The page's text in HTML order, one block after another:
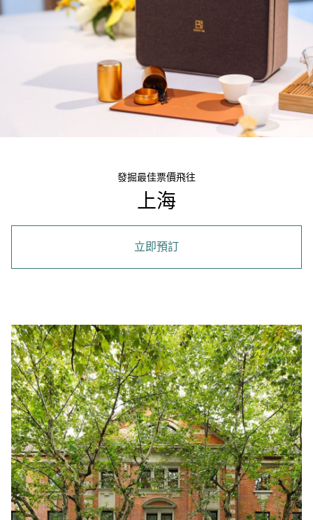
發掘最佳票價飛往
上海
立即預訂